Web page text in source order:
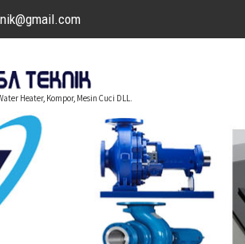
Heater, Kompor, Mesin Cuci DLL.